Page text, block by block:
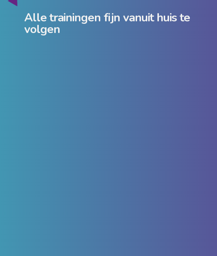
Alle trainingen fijn vanuit huis te
volgen